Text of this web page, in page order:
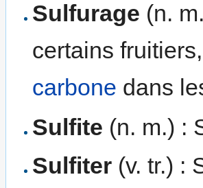
Sulfurage (n.
certains
carbone dans
Sulfite (n. m.) :
Sulfiter (v. tr.) :